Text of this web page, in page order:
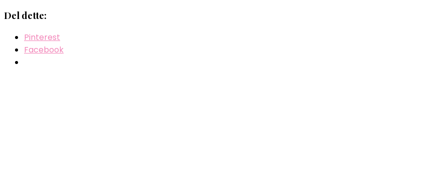
Del dette:
Pinterest
Facebook